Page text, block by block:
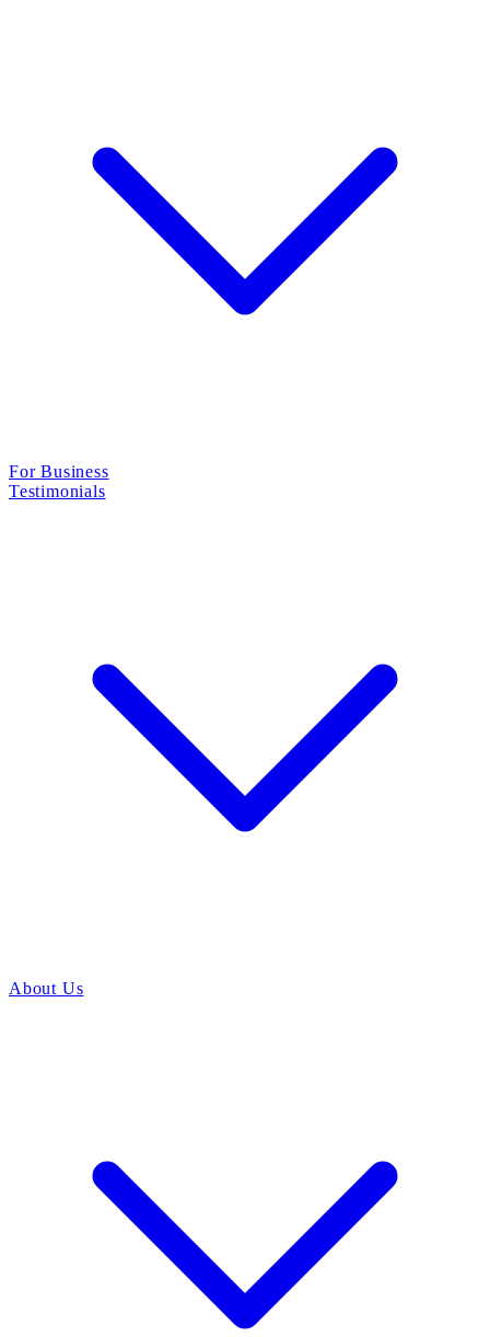
For Business
Testimonials
About Us